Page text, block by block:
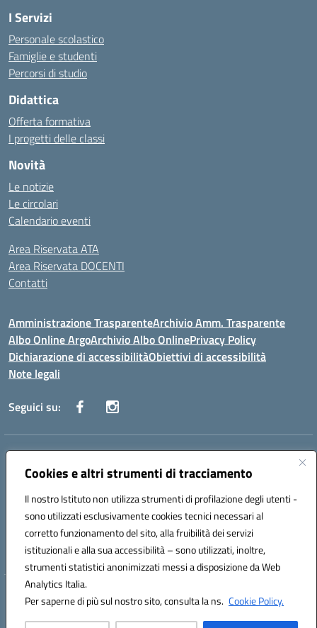
Cookies e altri strumenti di tracciamento
Il nostro Istituto non utilizza strumenti di profilazione degli utenti -
sono utilizzati esclusivamente cookies tecnici necessari al
corretto funzionamento del sito, alla fruibilità dei servizi
istituzionali e alla sua accessibilità – sono utilizzati, inoltre,
strumenti statistici anonimizzati messi a disposizione da Web
Analytics Italia.
Per saperne di più sul nostro sito, consulta la ns. Cookie Policy.
I Servizi
Personale scolastico
Famiglie e studenti
Percorsi di studio
Didattica
Offerta formativa
I progetti delle classi
Novità
Le notizie
Le circolari
Calendario eventi
Area Riservata ATA
Area Riservata DOCENTI
Contatti
Amministrazione TrasparenteArchivio Amm. Trasparente
Albo Online ArgoArchivio Albo OnlinePrivacy Policy
Dichiarazione di accessibilitàObiettivi di accessibilità
Note legali
Seguici su:
Indirizzo:
Centralino:0823 742191 Email:CEIC8BC00Q@istruzione.it
Codice fiscale: 93117040613
Codice meccanografico:
CEIC8BC00Q
Codice Indice delle Pubbliche Amministrazioni (IPA): icpgd
Hosting & Powered by 3D Solution S.r.l.
Concept & Design by Designers Italia